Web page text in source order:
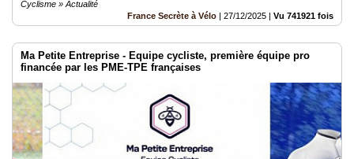
Cyclisme » Actualité
France Secrète à Vélo | 27/12/2025 | Vu 741921 fois
Ma Petite Entreprise - Equipe cycliste, première équipe pro
financée par les PME-TPE françaises